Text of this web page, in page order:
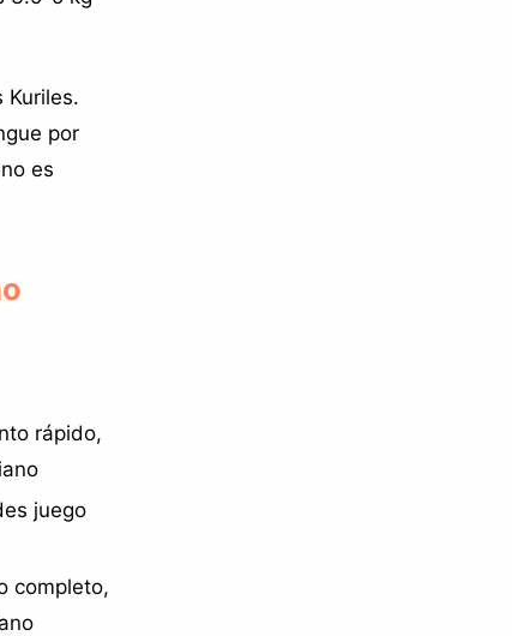
Kuriles.
por
es
rápido,
juego
completo,